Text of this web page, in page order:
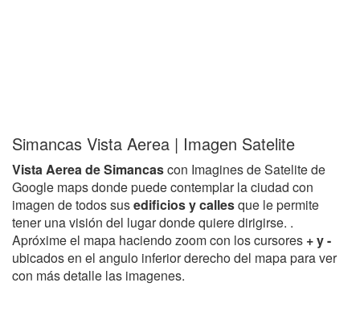
Simancas Vista Aerea | Imagen Satelite
Vista Aerea de Simancascon Imagines de Satelite de
Google maps donde puede contemplar la ciudad con
imagen de todos susedificios y callesque le permite
tener una visión del lugar donde quiere dirigirse. .
Apróxime el mapa haciendo zoom con los cursores + y -
ubicados en el angulo inferior derecho del mapa para ver
con más detalle las imagenes.